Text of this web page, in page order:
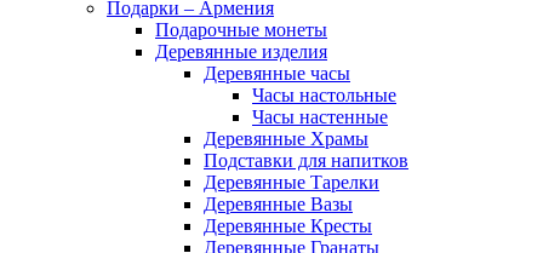
Подарки – Армения
Подарочные монеты
Деревянные изделия
Деревянные часы
Часы настольные
Часы настенные
Деревянные Храмы
Подставки для напитков
Деревянные Тарелки
Деревянные Вазы
Деревянные Кресты
Деревянные Гранаты